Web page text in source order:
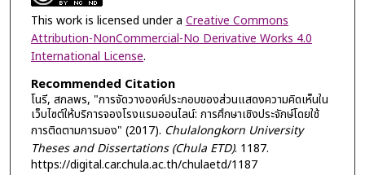
This work is licensed under a Creative Commons
Attribution-NonCommercial-No Derivative Works 4.0
International License.
Recommended Citation
โนรี, สกลพร, "การจัดวางองค์ประกอบของส่วนแสดงความคิดเห็นใน
เว็บไซต์ให้บริการจองโรงแรมออนไลน์: การศึกษาเชิงประจักษ์โดยใช้
การติดตามการมอง" (2017). Chulalongkorn University
Theses and Dissertations (Chula ETD). 1187.
https://digital.car.chula.ac.th/chulaetd/1187